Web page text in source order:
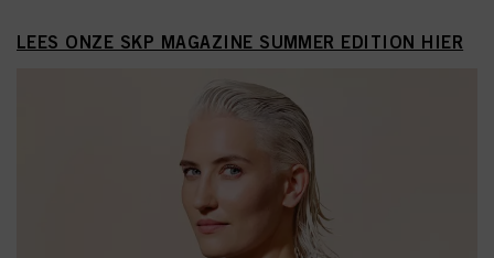
LEES ONZE SKP MAGAZINE SUMMER EDITION HIER